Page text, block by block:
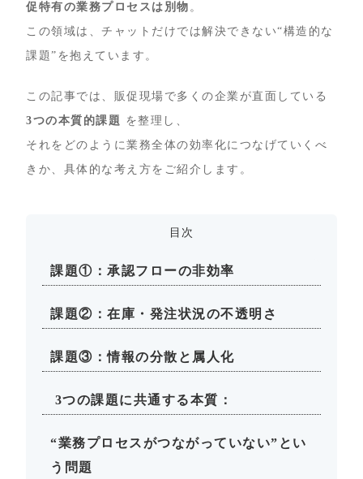
促特有の業務プロセスは別物 。
この領域は、チャットだけでは解決できない“構造的な
課題”を抱えています。
この記事では、販促現場で多くの企業が直面している
3つの本質的課題 を整理し、
それをどのように業務全体の効率化につなげていくべ
きか、具体的な考え方をご紹介します。
目次
課題①：承認フローの非効率
課題②：在庫・発注状況の不透明さ
課題③：情報の分散と属人化
3つの課題に共通する本質：
“業務プロセスがつながっていない”とい
う問題